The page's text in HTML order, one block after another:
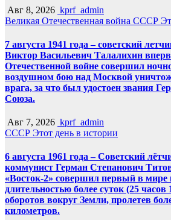
Авг 8, 2026 kprf_admin
Великая Отечественная война СССР
7 августа 1941 года – советский
Виктор Васильевич Талалихин
Отечественной войне совершил
воздушном бою над Москвой
врага, за что был удостоен звания
Союза.
Авг 7, 2026 kprf_admin
СССР Этот день в истории
6 августа 1961 года – Советский
коммунист Герман Степанович
«Восток-2» совершил первый в мире
длительностью более суток (25 часов
оборотов вокруг Земли, пролетев
километров.